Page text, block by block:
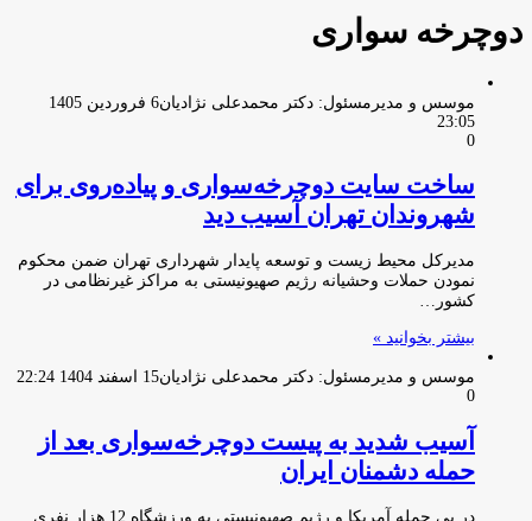
دوچرخه سواری
موسس و مدیرمسئول: دکتر محمدعلی نژادیان
6 فروردین 1405
23:05
0
ساخت سایت دوچرخه‌سواری و پیاده‌روی برای
شهروندان تهران آسیب دید
مدیرکل محیط زیست و توسعه پایدار شهرداری تهران ضمن محکوم
نمودن حملات وحشیانه رژیم صهیونیستی به مراکز غیرنظامی در
کشور…
بیشتر بخوانید »
موسس و مدیرمسئول: دکتر محمدعلی نژادیان15 اسفند 1404 22:24
0
آسیب شدید به پیست دوچرخه‌سواری بعد از
حمله دشمنان ایران
در پی حمله آمریکا و رژیم صهیونیستی به ورزشگاه 12 هزار نفری